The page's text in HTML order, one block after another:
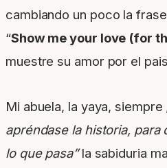
cambiando un poco la
“Show me your love (for
muestre su amor por el
Mi abuela, la yaya,
apréndase la historia, para
lo que pasa”la sabiduria